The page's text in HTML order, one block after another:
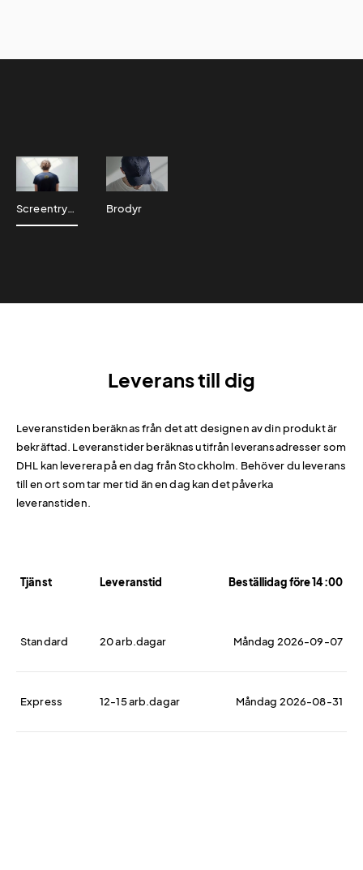
Screentryck Brodyr
Leverans till dig
Leveranstiden beräknas från det att designen av din produkt är
bekräftad. Leveranstider beräknas utifrån leveransadresser som
DHL kan leverera på en dag från Stockholm. Behöver du leverans
till en ort som tar mer tid än en dag kan det påverka
leveranstiden.
Tjänst Leveranstid Beställidag före 14:00
Standard 20 arb.dagar Måndag 2026-09-07
Express 12-15 arb.dagar Måndag 2026-08-31